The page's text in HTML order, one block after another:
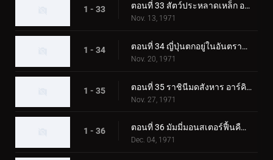
1 - 33 ตอนที่ 33 สัตว์ประหลาดเหล็ก อาร์มาดิลอง
Nov. 13, 1971
1 - 34 ตอนที่ 34 ญี่ปุ่นตกอยู่ในอันตราย! การรุกรานของกามาจิลเลอร์
Nov. 20, 1971
1 - 35 ตอนที่ 35 ราชินีมดสังหาร อาร์คิมิดีส
Nov. 27, 1971
1 - 36 ตอนที่ 36 มัมมี่มอนสเตอร์ฟื้นคืนชีพ อิยิปตัส
Dec. 04, 1971